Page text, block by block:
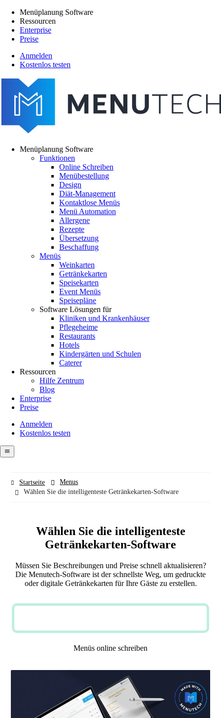
Direkt
zum
Inhalt
Main
navigation
Menüplanung Software
Ressourcen
Enterprise
Preise
menutech
navigation
Anmelden
Kostenlos testen
navigation
Menüplanung Software
Funktionen
Online Schreiben
Menübestellung
Design
Diät-Management
Kontaktlose Menüs
Menü Automation
Allergene
Rezepte
Übersetzung
Beschaffung
Menüs
Weinkarten
Getränkekarten
Speisekarten
Event Menüs
Speisepläne
Software Lösungen für
Kliniken und Krankenhäuser
Pflegeheime
Restaurants
Hotels
Kindergärten und Schulen
Caterer
Ressourcen
Hilfe Zentrum
Blog
Enterprise
Preise
Menutech
navigation
Anmelden
Kostenlos testen
menu
Startseite
Menus
Wählen Sie die intelligenteste Getränkekarten-Software
Wählen Sie die intelligenteste
Getränkekarten-Software
Müssen Sie Beschreibungen und Preise schnell aktualisieren?
Die Menutech-Software ist der schnellste Weg, um gedruckte
oder digitale Getränkekarten für Ihre Gäste zu erstellen.
Menüs online schreiben